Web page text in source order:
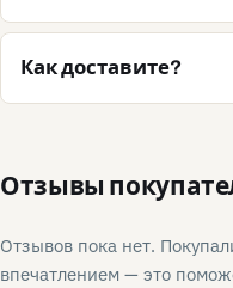
Как доставите?
Отзывы
Отзывов пока нет.
впечатлением — это